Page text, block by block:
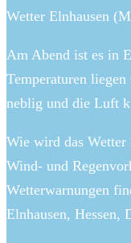
Wetter Elnhausen
Am Abend ist es in
Temperaturen
neblig und die Luft
Wie wird das Wetter
Wind- und
Wetterwarnungen
Elnhausen, Hessen,